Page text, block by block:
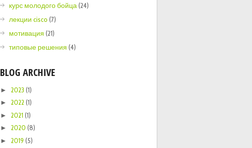
курс молодого бойца(24)
лекции cisco (7)
мотивация (21)
типовые решения (4)
BLOG ARCHIVE
► 2023 (1)
► 2022 (1)
► 2021 (1)
► 2020 (8)
► 2019 (5)